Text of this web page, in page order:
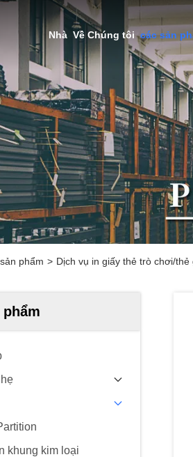
Nhà Về Chúng tôi các sản
phẩm > Dịch vụ in giấy thẻ trò chơi/
khung kim loại